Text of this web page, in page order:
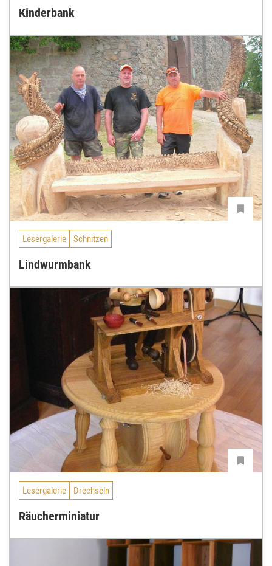
Kinderbank
Lesergalerie Schnitzen
Lindwurmbank
Lesergalerie Drechseln
Räucherminiatur